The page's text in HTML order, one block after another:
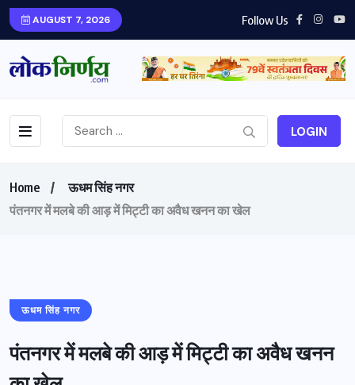
AUGUST 7, 2026 Follow Us
LOGIN
Home
ऊधम सिंह नगर
पंतनगर में मलबे की आड़ में मिट्टी का अवैध खनन का खेल
ऊधम सिंह नगर
पंतनगर में मलबे की आड़ में मिट्टी का अवैध खनन